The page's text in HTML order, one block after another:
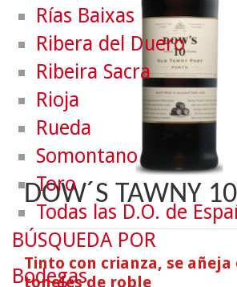
DOW´S TAWNY
Tinto con crianza, se añeja
toneles de roble
Rías Baixas
Ribera del Duero
Ribeira Sacra
Rioja
Rueda
Somontano
Toro
Todas las D.O. de
BÚSQUEDA POR
Bodegas